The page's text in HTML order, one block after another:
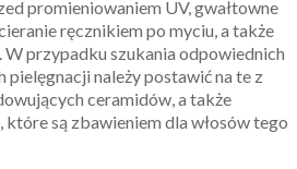
promieniowaniem UV, gwałtowne
ręcznikiem po myciu, a także
W przypadku szukania odpowiednich
pielęgnacji należy postawić na te z
ceramidów, a także
są zbawieniem dla włosów tego